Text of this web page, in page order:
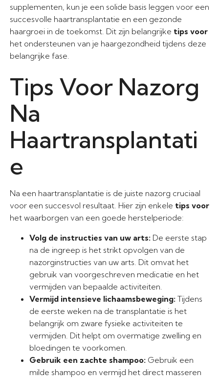
supplementen, kun je een solide basis leggen voor een
succesvolle haartransplantatie en een gezonde
haargroei in de toekomst. Dit zijn belangrijke tips voor
het ondersteunen van je haargezondheid tijdens deze
belangrijke fase.
Tips Voor Nazorg
Na
Haartransplantati
e
Na een haartransplantatie is de juiste nazorg cruciaal
voor een succesvol resultaat. Hier zijn enkele tips voor
het waarborgen van een goede herstelperiode:
Volg de instructies van uw arts: De eerste stap
na de ingreep is het strikt opvolgen van de
nazorginstructies van uw arts. Dit omvat het
gebruik van voorgeschreven medicatie en het
vermijden van bepaalde activiteiten.
Vermijd intensieve lichaamsbeweging: Tijdens
de eerste weken na de transplantatie is het
belangrijk om zware fysieke activiteiten te
vermijden. Dit helpt om overmatige zwelling en
bloedingen te voorkomen.
Gebruik een zachte shampoo: Gebruik een
milde shampoo en vermijd het direct masseren